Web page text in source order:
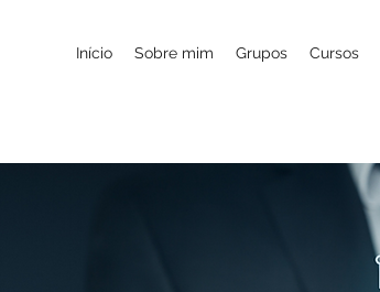
Início Sobre mim Grupos Cursos